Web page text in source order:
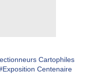
Cartophiles
Centenaire